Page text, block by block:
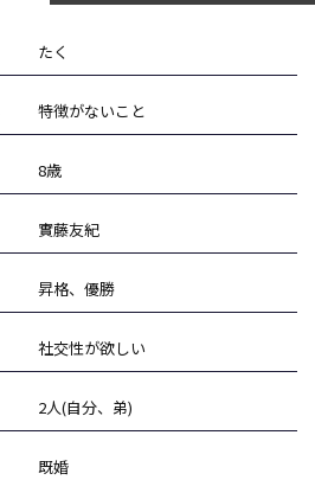
たく
特徴がないこと
8歳
實藤友紀
昇格、優勝
社交性が欲しい
2人(自分、弟)
既婚